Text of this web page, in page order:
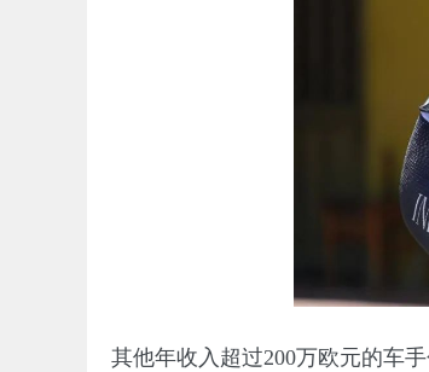
其他年收入超过200万欧元的车